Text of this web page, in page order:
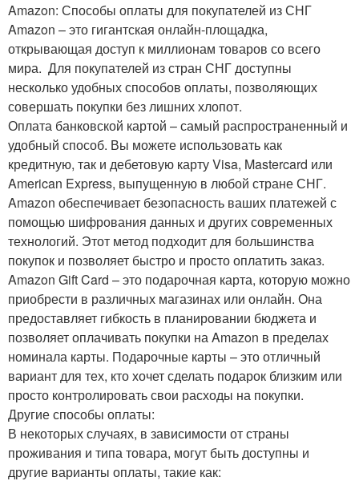
Amazon: Способы оплаты для покупателей из СНГ
Amazon – это гигантская онлайн-площадка,
открывающая доступ к миллионам товаров со всего
мира. ️ Для покупателей из стран СНГ доступны
несколько удобных способов оплаты, позволяющих
совершать покупки без лишних хлопот.
Оплата банковской картой – самый распространенный и
удобный способ. Вы можете использовать как
кредитную, так и дебетовую карту Visa, Mastercard или
American Express, выпущенную в любой стране СНГ.
Amazon обеспечивает безопасность ваших платежей с
помощью шифрования данных и других современных
технологий. Этот метод подходит для большинства
покупок и позволяет быстро и просто оплатить заказ.
Amazon Gift Card – это подарочная карта, которую можно
приобрести в различных магазинах или онлайн. Она
предоставляет гибкость в планировании бюджета и
позволяет оплачивать покупки на Amazon в пределах
номинала карты. Подарочные карты – это отличный
вариант для тех, кто хочет сделать подарок близким или
просто контролировать свои расходы на покупки.
Другие способы оплаты:
В некоторых случаях, в зависимости от страны
проживания и типа товара, могут быть доступны и
другие варианты оплаты, такие как: